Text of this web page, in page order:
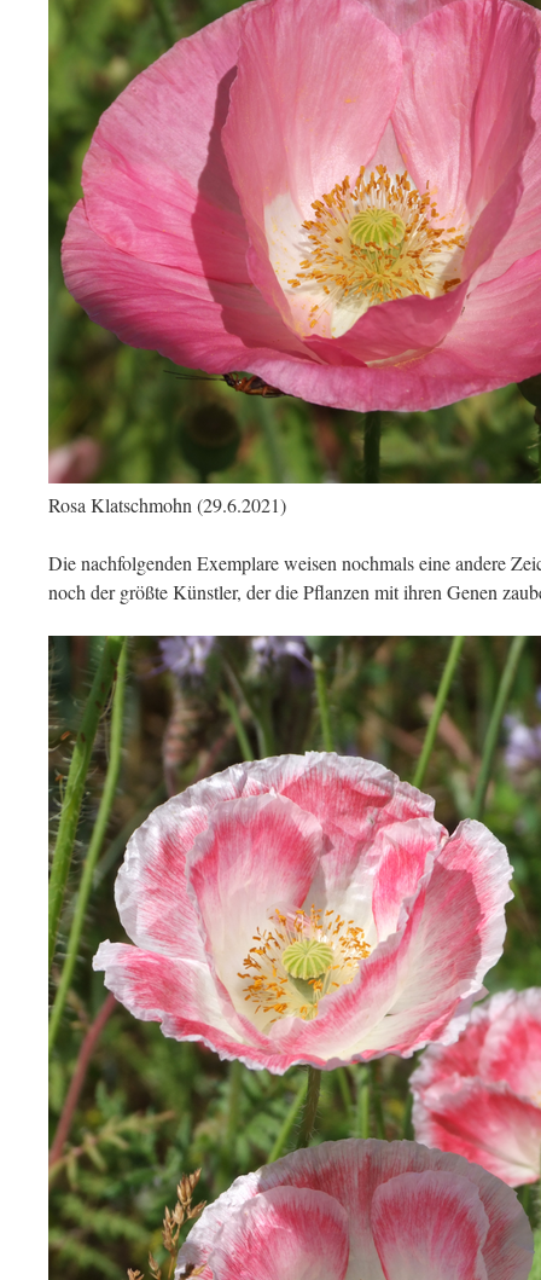
Rosa Klatschmohn (29.6.2021)
Die nachfolgenden Exemplare weisen nochmals eine andere
noch der größte Künstler, der die Pflanzen mit ihren Genen